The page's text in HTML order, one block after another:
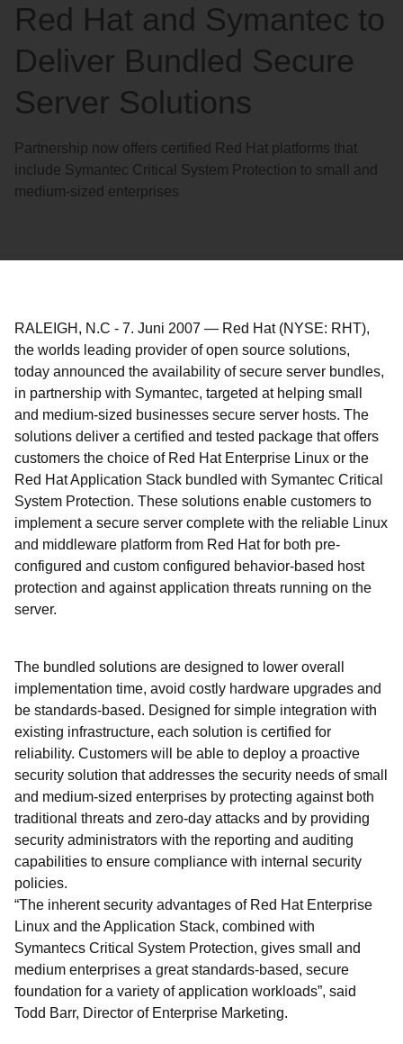
Red Hat and Symantec to
Deliver Bundled Secure
Server Solutions
Partnership now offers certified Red Hat platforms that
include Symantec Critical System Protection to small and
medium-sized enterprises
RALEIGH, N.C - 7. Juni 2007 — Red Hat (NYSE: RHT),
the worlds leading provider of open source solutions,
today announced the availability of secure server bundles,
in partnership with Symantec, targeted at helping small
and medium-sized businesses secure server hosts. The
solutions deliver a certified and tested package that offers
customers the choice of Red Hat Enterprise Linux or the
Red Hat Application Stack bundled with Symantec Critical
System Protection. These solutions enable customers to
implement a secure server complete with the reliable Linux
and middleware platform from Red Hat for both pre-
configured and custom configured behavior-based host
protection and against application threats running on the
server.
The bundled solutions are designed to lower overall
implementation time, avoid costly hardware upgrades and
be standards-based. Designed for simple integration with
existing infrastructure, each solution is certified for
reliability. Customers will be able to deploy a proactive
security solution that addresses the security needs of small
and medium-sized enterprises by protecting against both
traditional threats and zero-day attacks and by providing
security administrators with the reporting and auditing
capabilities to ensure compliance with internal security
policies.
“The inherent security advantages of Red Hat Enterprise
Linux and the Application Stack, combined with
Symantecs Critical System Protection, gives small and
medium enterprises a great standards-based, secure
foundation for a variety of application workloads”, said
Todd Barr, Director of Enterprise Marketing.